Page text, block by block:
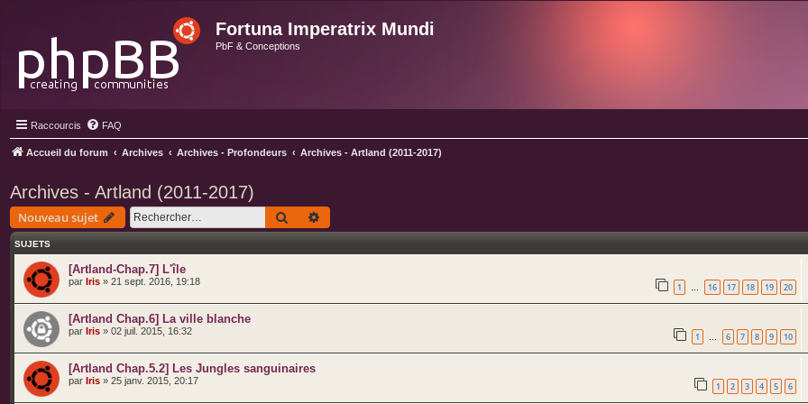
Fortuna Imperatrix Mundi
PbF & Conceptions
Raccourcis FAQ
Accueil du forum Archives Archives - Profondeurs Archives - Artland (2011-2017)
Archives - Artland (2011-2017)
Nouveau sujet Rechercher
SUJETS
[Artland-Chap.7] L'île
par Iris » 21 sept. 2016, 19:18 1 … 16 17 18 19 20
[Artland Chap.6] La ville blanche
par Iris » 02 juil. 2015, 16:32 1 … 6 7 8 9 10
[Artland Chap.5.2] Les Jungles sanguinaires
par Iris » 25 janv. 2015, 20:17 1 2 3 4 5 6